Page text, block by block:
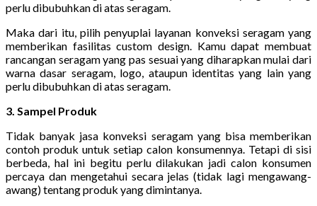
perlu dibubuhkan di atas seragam.
Maka dari itu, pilih penyuplai layanan konveksi seragam yang
memberikan fasilitas custom design. Kamu dapat membuat
rancangan seragam yang pas sesuai yang diharapkan mulai dari
warna dasar seragam, logo, ataupun identitas yang lain yang
perlu dibubuhkan di atas seragam.
3. Sampel Produk
Tidak banyak jasa konveksi seragam yang bisa memberikan
contoh produk untuk setiap calon konsumennya. Tetapi di sisi
berbeda, hal ini begitu perlu dilakukan jadi calon konsumen
percaya dan mengetahui secara jelas (tidak lagi mengawang-
awang) tentang produk yang dimintanya.